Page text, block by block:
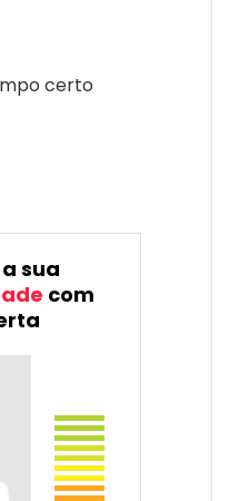
certo
sua
com